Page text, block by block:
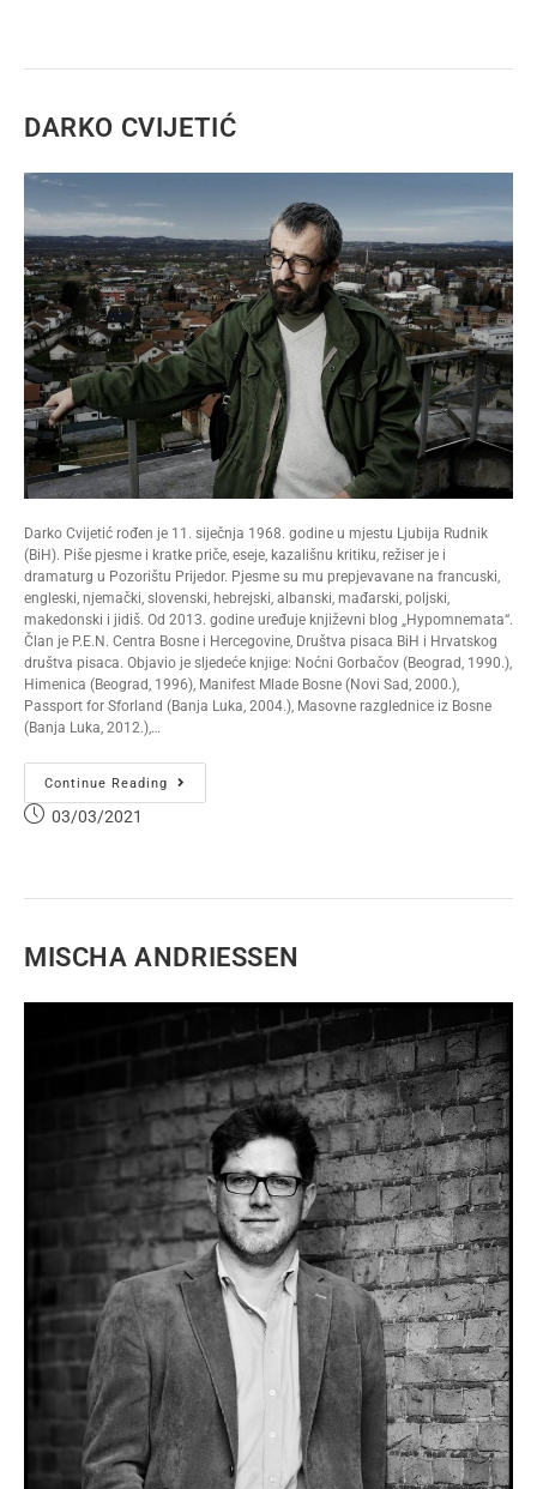
DARKO CVIJETIĆ
Darko Cvijetić rođen je 11. siječnja 1968. godine u mjestu Ljubija Rudnik
(BiH). Piše pjesme i kratke priče, eseje, kazališnu kritiku, režiser je i
dramaturg u Pozorištu Prijedor. Pjesme su mu prepjevavane na francuski,
engleski, njemački, slovenski, hebrejski, albanski, mađarski, poljski,
makedonski i jidiš. Od 2013. godine uređuje književni blog „Hypomnemata“.
Član je P.E.N. Centra Bosne i Hercegovine, Društva pisaca BiH i Hrvatskog
društva pisaca. Objavio je sljedeće knjige: Noćni Gorbačov (Beograd, 1990.),
Himenica (Beograd, 1996), Manifest Mlade Bosne (Novi Sad, 2000.),
Passport for Sforland (Banja Luka, 2004.), Masovne razglednice iz Bosne
(Banja Luka, 2012.),…
Continue Reading
03/03/2021
MISCHA ANDRIESSEN